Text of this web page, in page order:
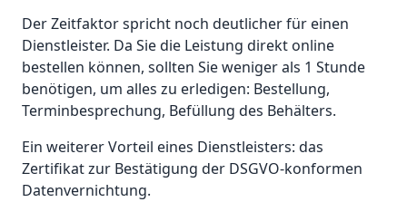
Der Zeitfaktor spricht noch deutlicher für einen
Dienstleister. Da Sie die Leistung direkt online
bestellen können, sollten Sie weniger als 1 Stunde
benötigen, um alles zu erledigen: Bestellung,
Terminbesprechung, Befüllung des Behälters.
Ein weiterer Vorteil eines Dienstleisters: das
Zertifikat zur Bestätigung der DSGVO-konformen
Datenvernichtung.